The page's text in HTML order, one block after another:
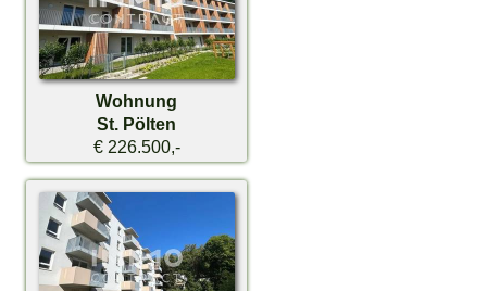
Wohnung
St. Pölten
€ 226.500,-